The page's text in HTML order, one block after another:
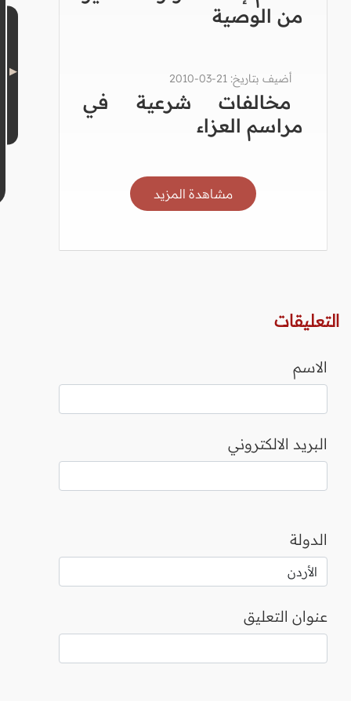
من الوصية
أضيف بتاريخ: 21-03-2010
مخالفات شرعية في
مراسم العزاء
مشاهدة المزيد
التعليقات
الاسم
البريد الالكتروني
الدولة
عنوان التعليق